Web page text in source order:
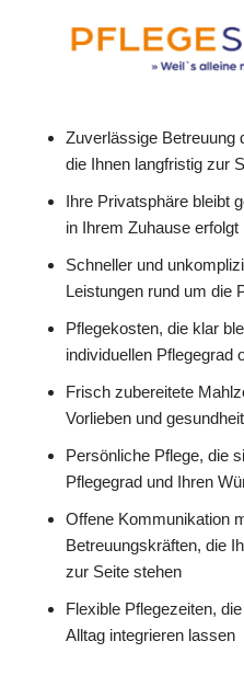
Zuverlässige Betreuung
die Ihnen langfristig zur
Ihre Privatsphäre bleibt
in Ihrem Zuhause erfolgt
Schneller und
Leistungen rund um die
Pflegekosten, die klar
individuellen Pflegegrad
Frisch zubereitete
Vorlieben und
Persönliche Pflege, die
Pflegegrad und Ihren
Offene Kommunikation
Betreuungskräften, die
zur Seite stehen
Flexible Pflegezeiten,
Alltag integrieren lassen